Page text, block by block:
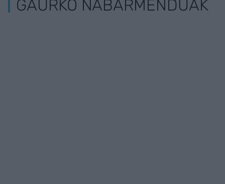
GAURKO NABARMENDUAK